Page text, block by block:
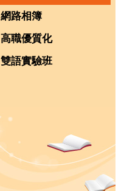
網路相簿
高職優質化
雙語實驗班